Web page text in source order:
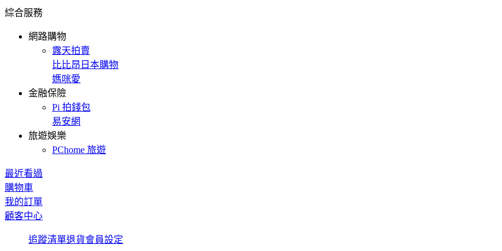
綜合服務
網路購物
露天拍賣
比比昂日本購物
媽咪愛
金融保險
Pi 拍錢包
易安網
旅遊娛樂
PChome 旅遊
最近看過
購物車
我的訂單
顧客中心
追蹤清單退貨會員設定